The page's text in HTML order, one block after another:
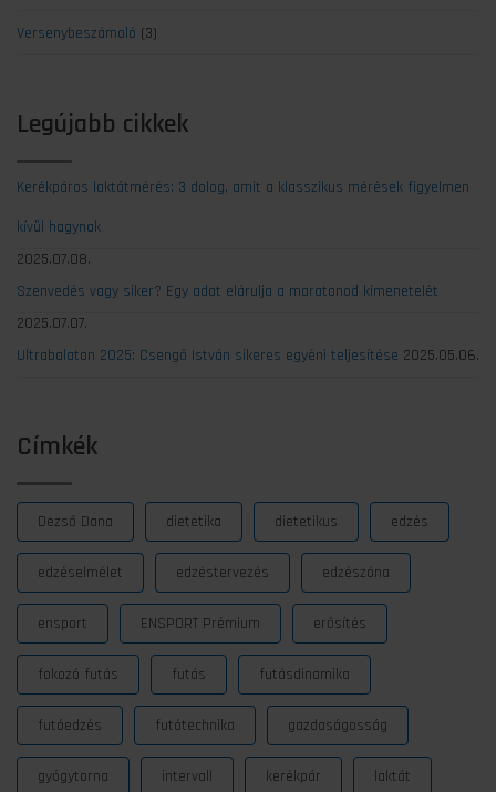
Versenybeszámoló (3)
Legújabb cikkek
Kerékpáros laktátmérés: 3 dolog, amit a klasszikus mérések figyelmen
kívül hagynak
2025.07.08.
Szenvedés vagy siker? Egy adat elárulja a maratonod kimenetelét
2025.07.07.
Ultrabalaton 2025: Csengő István sikeres egyéni teljesítése 2025.05.06.
Címkék
Dezső Dana dietetika dietetikus edzés
edzéselmélet edzéstervezés edzészóna
ensport ENSPORT Prémium erősítés
fokozó futás futás futásdinamika
futóedzés futótechnika gazdaságosság
gyógytorna intervall kerékpár laktát